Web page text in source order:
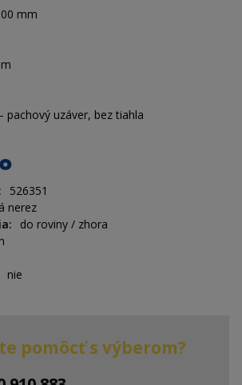
mm
pachový uzáver, bez tiahla
526351
nerez
do roviny / zhora
nie
pomôcť s výberom?